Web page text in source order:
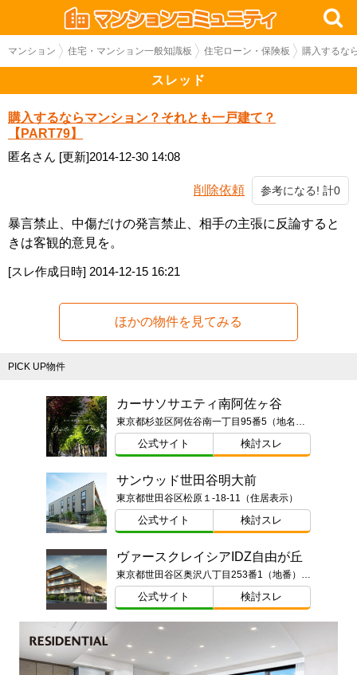
マンション 住宅・マンション一般知識板 住宅ローン・保険板 購入するな
スレッド
購入するならマンション？それとも一戸建て？
【PART79】
匿名さん [更新]2014-12-30 14:08
削除依頼 参考になる! 計0
暴言禁止、中傷だけの発言禁止、相手の主張に反論すると
きは客観的意見を。
[スレ作成日時] 2014-12-15 16:21
ほかの物件を見てみる
PICK UP物件
カーサソサエティ南阿佐ヶ谷
東京都杉並区阿佐谷南一丁目95番5（地名・地番）東京都杉並区阿佐谷南一丁目13番（以下未定）
公式サイト 検討スレ
サンウッド世田谷明大前
東京都世田谷区松原１-18-11（住居表示）
公式サイト 検討スレ
ヴァースクレイシアIDZ自由が丘
東京都世田谷区奥沢八丁目253番1（地番）東京都世田谷区奥沢八丁目1番23-○○○号（住居表示）
公式サイト 検討スレ